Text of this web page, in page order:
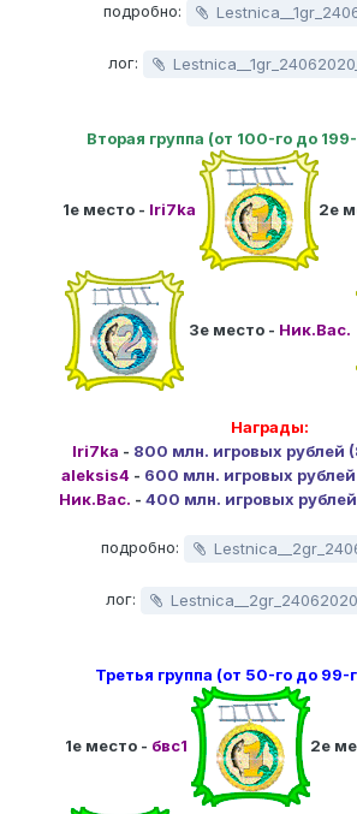
подробно:
лог:
Вторая группа (от 100-го до
1е место - Iri7ka 2е
3е место - Ник.Вас.
Награды:
Iri7ka - 800 млн. игровых
aleksis4- 600 млн. игровых
Ник.Вас. - 400 млн. игровых
подробно:
лог:
Третья группа (от 50-го до 99-
1е место - бвс1 2е